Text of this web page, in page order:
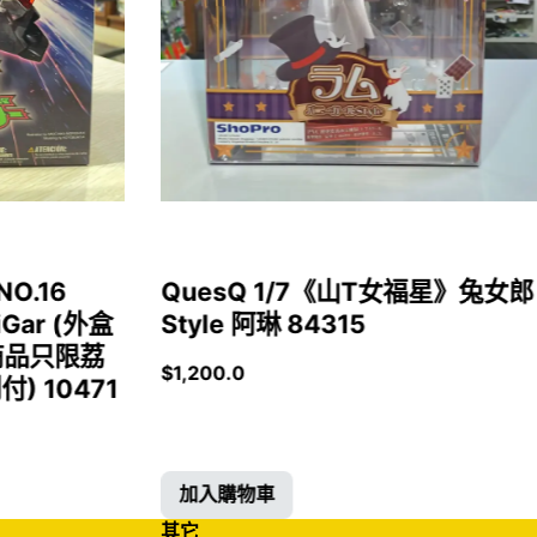
(外盒
只限荔
) 10471
QuesQ 1/7《山T女福星》兔女郎
Style 阿琳 84315
$1,200.0
加入購物車
其它